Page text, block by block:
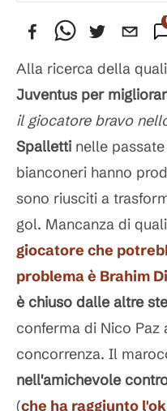
Alla ricerca della
Juventus per
il giocatore bravo
Spalletti nelle
bianconeri hanno
sono riusciti a
gol. Mancanza di
giocatore che
problema è Brahim
è chiuso dalle altre
conferma di Nico Paz
concorrenza. Il
nell'amichevole
(che ha raggiunto